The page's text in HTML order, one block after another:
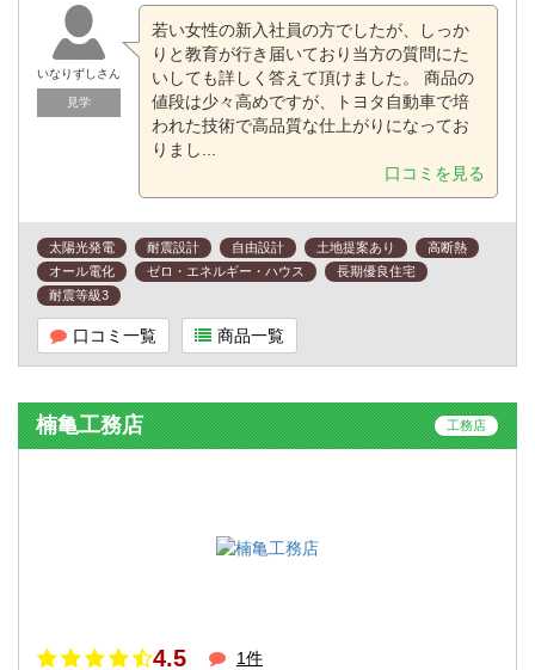
いなりずしさん
見学
若い女性の新入社員の方でしたが、しっか
りと教育が行き届いており当方の質問にた
いしても詳しく答えて頂けました。 商品の
値段は少々高めですが、トヨタ自動車で培
われた技術で高品質な仕上がりになってお
りまし...
口コミを見る
太陽光発電 耐震設計 自由設計 土地提案あり
高断熱
オール電化
ゼロ・エネルギー・ハウス
長期優良住宅
耐震等級3
口コミ一覧 商品一覧
楠亀工務店 工務店
4.5 1件